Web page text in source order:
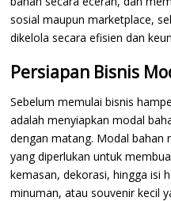
sosial maupun marketplace,
dikelola secara efisien dan
Persiapan Bisnis
Sebelum memulai bisnis
adalah menyiapkan modal
dengan matang. Modal bahan
yang diperlukan untuk
kemasan, dekorasi, hingga isi
minuman, atau souvenir kecil